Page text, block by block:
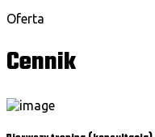
Oferta
Cennik